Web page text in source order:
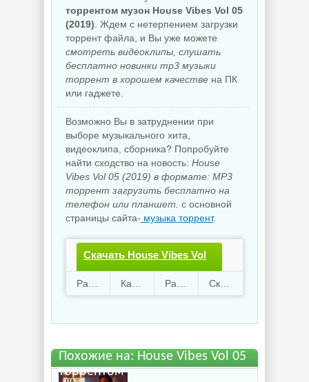
торрентом музон House Vibes Vol 05
(2019) . Ждем с нетерпением загрузки
торрент файла, и Вы уже можете
смотреть видеоклипы, слушать
бесплатно новинки mp3 музыки
торрент в хорошем качестве на ПК
или гаджете.
Возможно Вы в затруднении при
выборе музыкального хита,
видеоклипа, сборника? Попробуйте
найти сходство на новость: House
Vibes Vol 05 (2019) в формате: MP3
торрент загрузить бесплатно на
телефон или планшет. с основной
страницы сайта- музыка торрент.
Скачать House Vibes Vol
05.torrent файл
101 58 327.31 Mb
Похожие на: House Vibes Vol 05
торрентом